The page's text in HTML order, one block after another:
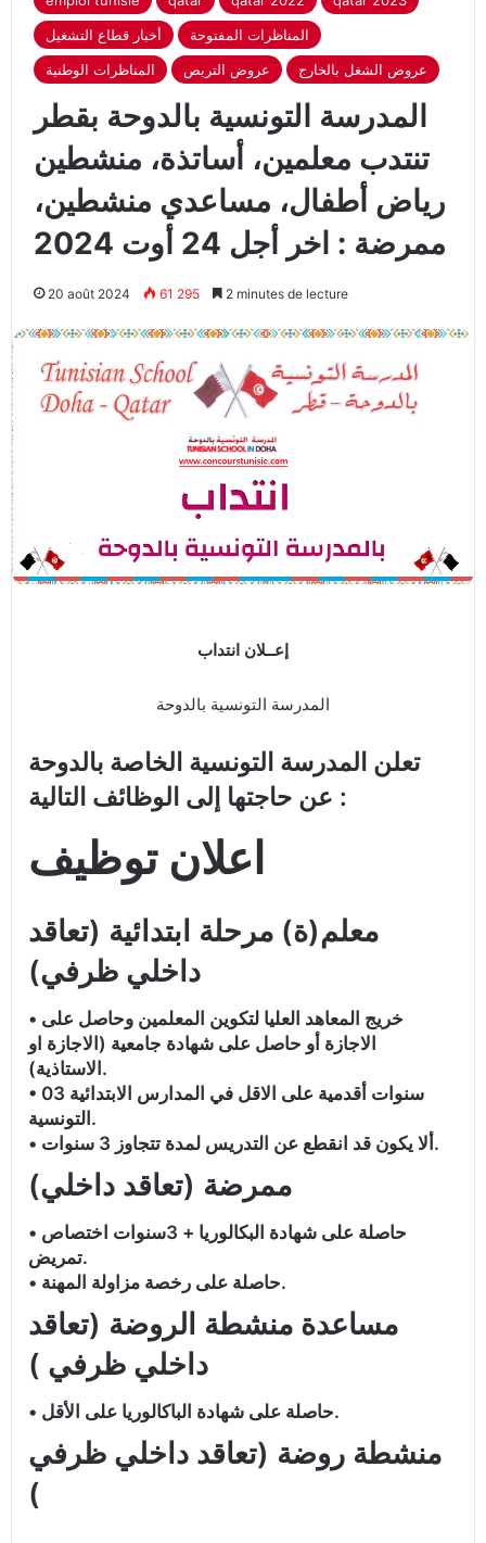
أخبار قطاع التشغيل
المناظرات المفتوحة
المناظرات الوطنية
عروض التربص عروض الشغل بالخارج
المدرسة التونسية بالدوحة بقطر
تنتدب معلمين، أساتذة، منشطين
رياض أطفال، مساعدي منشطين،
ممرضة : اخر أجل 24 أوت 2024
20 août 2024 61 295 2 minutes de lecture
إعــلان انتداب
المدرسة التونسية بالدوحة
تعلن المدرسة التونسية الخاصة بالدوحة
عن حاجتها إلى الوظائف التالية :
اعلان توظيف
معلم(ة) مرحلة ابتدائية (تعاقد
• خريج المعاهد العليا لتكوين المعلمين وحاصل على
الاجازة أو حاصل على شهادة جامعية (الاجازة او
الاستاذية).
• 03 سنوات أقدمية على الاقل في المدارس الابتدائية
التونسية.
• ألا يكون قد انقطع عن التدريس لمدة تتجاوز 3 سنوات.
• حاصلة على شهادة البكالوريا + 3سنوات اختصاص
تمريض.
• حاصلة على رخصة مزاولة المهنة.
مساعدة منشطة الروضة (تعاقد
داخلي ظرفي )
• حاصلة على شهادة الباكالوريا على الأقل.
منشطة روضة (تعاقد داخلي ظرفي
)